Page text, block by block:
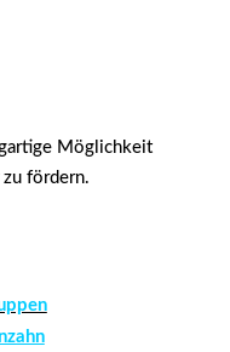
Möglichkeit
fördern.